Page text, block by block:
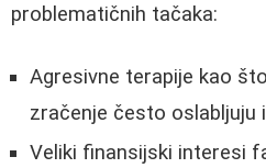
problematičnih tačaka:
Agresivne terapije kao
zračenje često oslabljuju
Veliki finansijski interesi